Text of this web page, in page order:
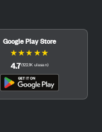
Google Play Store
★★★ ★★
4.7(122.1K ulasan)